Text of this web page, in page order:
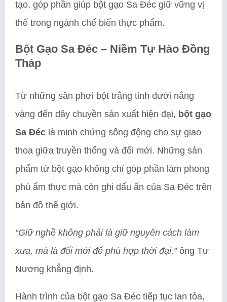
tạo, góp phần giúp bột gạo Sa Đéc giữ vững vị
thế trong ngành chế biến thực phẩm.
Bột Gạo Sa Đéc – Niềm Tự Hào Đồng
Tháp
Từ những sân phơi bột trắng tinh dưới nắng
vàng đến dây chuyền sản xuất hiện đại, bột gạo
Sa Đéc là minh chứng sống động cho sự giao
thoa giữa truyền thống và đổi mới. Những sản
phẩm từ bột gạo không chỉ góp phần làm phong
phú ẩm thực mà còn ghi dấu ấn của Sa Đéc trên
bản đồ thế giới.
“Giữ nghề không phải là giữ nguyên cách làm
xưa, mà là đổi mới để phù hợp thời đại,”ông Tư
Nương khẳng định.
Hành trình của bột gạo Sa Đéc tiếp tục lan tỏa,